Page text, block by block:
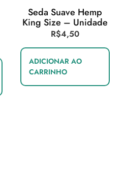
Seda Suave Hemp
King Size – Unidade
R$4,50
ADICIONAR AO
CARRINHO